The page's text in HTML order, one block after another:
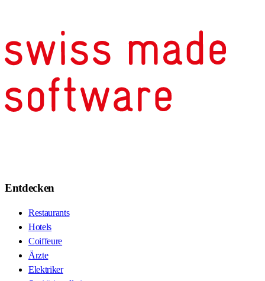
Entdecken
Restaurants
Hotels
Coiffeure
Ärzte
Elektriker